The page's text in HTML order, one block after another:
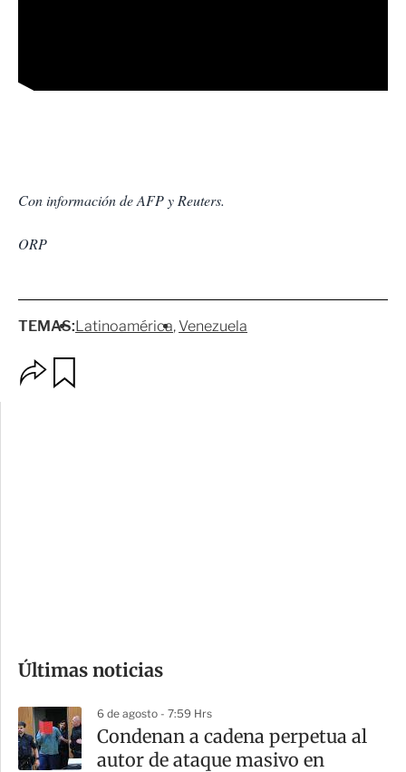
Con información de AFP y Reuters.
ORP
TEMAS:Latinoamérica Venezuela
p
m
a
r
Últimas noticias
6 de agosto - 7:59 Hrs
Condenan a cadena perpetua al
autor de ataque masivo en